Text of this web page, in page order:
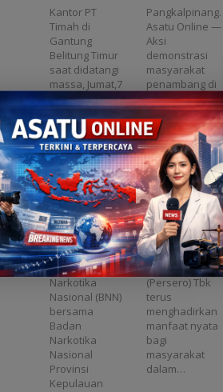
Massa di
Belitung Timur
Kantor PT
Timah di
Gantung
Belitung Timur
saat didatangi
massa, Jumat,7
Agustus 2026,
Mengemuka,
Ketua Komisi
XII DPR
Bambang
Patijaya
Dorong
Perpres
Segera
Pangkalpinang.
Asatu Online —
Aksi
demonstrasi
masyarakat
penambang di
Kantor PT
TIMAH di
Kabupaten
Belitung…
BNN Gandeng
PT TIMAH
Perkuat
Pencegahan
Narkoba di
Lingkungan
Kerja dan
Masyarakat
Pangkalpinang,
Asatu Online –
Badan
Narkotika
Nasional (BNN)
bersama
Badan
Narkotika
Nasional
Provinsi
Kepulauan
Bulan Bakti
HUT ke-50, PT
TIMAH Gelar
Khitanan
Massal, Cek
Kesehatan
Gratis hingga
Donor Darah
di Jakarta
Jakarta, Asatu
online – PT
TIMAH
(Persero) Tbk
terus
menghadirkan
manfaat nyata
bagi
masyarakat
dalam…